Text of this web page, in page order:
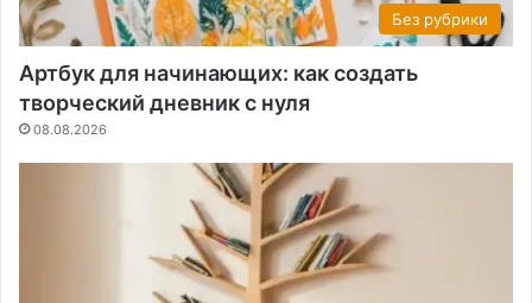
Без рубрики
Артбук для начинающих: как создать
творческий дневник с нуля
08.08.2026